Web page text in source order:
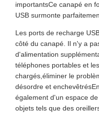
importantsCe canapé en
USB surmonte
Les ports de recharge
côté du canapé. Il n'y a
d'alimentation
téléphones portables et
chargés,éliminer le
désordre et
également d'un espace
objets tels que des